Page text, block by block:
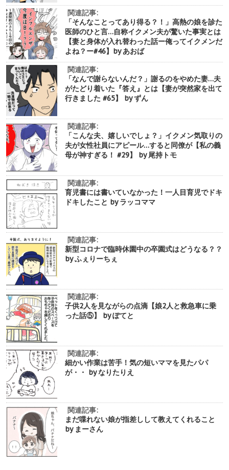
関連記事:
「そんなことってあり得る？！」高熱の娘を診た
医師のひと言…自称イクメン夫が驚いた事実とは
【妻と身体が入れ替わった話ー俺ってイクメンだ
よね？ー#46】by あおば
関連記事:
「なんで謝らないんだ？」謝るのをやめた妻…夫
がたどり着いた『答え』とは【妻が突然家を出て
行きました #65】 by ずん
関連記事:
「こんな夫、嬉しいでしょ？」イクメン気取りの
夫が女性社員にアピール…すると同僚が【私の義
母が神すぎる！ #29】 by 尾持トモ
関連記事:
育児書には書いていなかった！一人目育児でドキ
ドキしたこと by ラッコママ
関連記事:
新型コロナで臨時休園中の卒園式はどうなる？？
by ふぇりーちぇ
関連記事:
子供2人を見ながらの点滴【娘2人と救急車に乗
った話⑤】 by ぽてと
関連記事:
細かい作業は苦手！気の短いママを見たパパ
が・・ by なりたりえ
関連記事:
まだ喋れない娘が指差しして教えてくれること
by まーさん